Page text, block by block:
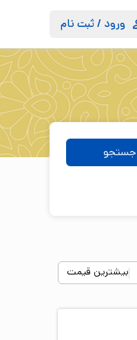
ورود / ثبت نام
جستجو
بیشترین قیمت